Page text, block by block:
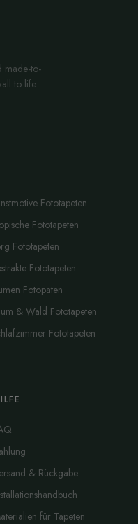
made-to-
to life.
Fototapeten
Fototapeten
Fototapeten
Fototapeten
Fotopaten
& Wald Fototapeten
Fototapeten
& Rückgabe
für Tapeten